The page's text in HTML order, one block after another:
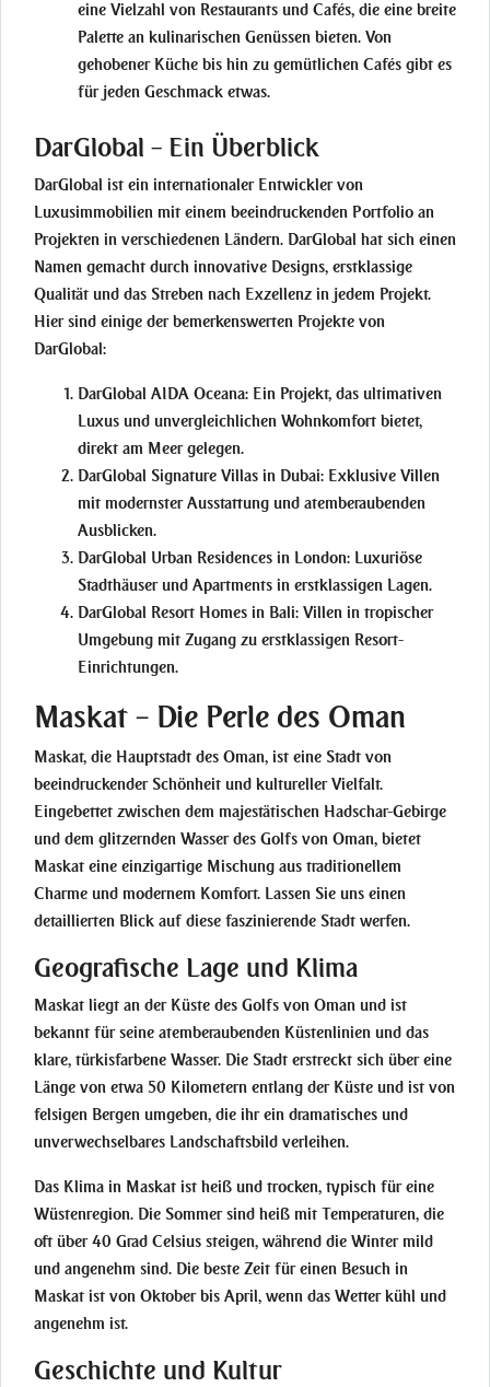
eine Vielzahl von Restaurants und Cafés, die eine breite
Palette an kulinarischen Genüssen bieten. Von
gehobener Küche bis hin zu gemütlichen Cafés gibt es
für jeden Geschmack etwas.
DarGlobal – Ein Überblick
DarGlobal ist ein internationaler Entwickler von
Luxusimmobilien mit einem beeindruckenden Portfolio an
Projekten in verschiedenen Ländern. DarGlobal hat sich einen
Namen gemacht durch innovative Designs, erstklassige
Qualität und das Streben nach Exzellenz in jedem Projekt.
Hier sind einige der bemerkenswerten Projekte von
DarGlobal:
DarGlobal AIDA Oceana: Ein Projekt, das ultimativen
Luxus und unvergleichlichen Wohnkomfort bietet,
direkt am Meer gelegen.
DarGlobal Signature Villas in Dubai: Exklusive Villen
mit modernster Ausstattung und atemberaubenden
Ausblicken.
DarGlobal Urban Residences in London: Luxuriöse
Stadthäuser und Apartments in erstklassigen Lagen.
DarGlobal Resort Homes in Bali: Villen in tropischer
Umgebung mit Zugang zu erstklassigen Resort-
Einrichtungen.
Maskat – Die Perle des Oman
Maskat, die Hauptstadt des Oman, ist eine Stadt von
beeindruckender Schönheit und kultureller Vielfalt.
Eingebettet zwischen dem majestätischen Hadschar-Gebirge
und dem glitzernden Wasser des Golfs von Oman, bietet
Maskat eine einzigartige Mischung aus traditionellem
Charme und modernem Komfort. Lassen Sie uns einen
detaillierten Blick auf diese faszinierende Stadt werfen.
Geografische Lage und Klima
Maskat liegt an der Küste des Golfs von Oman und ist
bekannt für seine atemberaubenden Küstenlinien und das
klare, türkisfarbene Wasser. Die Stadt erstreckt sich über eine
Länge von etwa 50 Kilometern entlang der Küste und ist von
felsigen Bergen umgeben, die ihr ein dramatisches und
unverwechselbares Landschaftsbild verleihen.
Das Klima in Maskat ist heiß und trocken, typisch für eine
Wüstenregion. Die Sommer sind heiß mit Temperaturen, die
oft über 40 Grad Celsius steigen, während die Winter mild
und angenehm sind. Die beste Zeit für einen Besuch in
Maskat ist von Oktober bis April, wenn das Wetter kühl und
angenehm ist.
Geschichte und Kultur